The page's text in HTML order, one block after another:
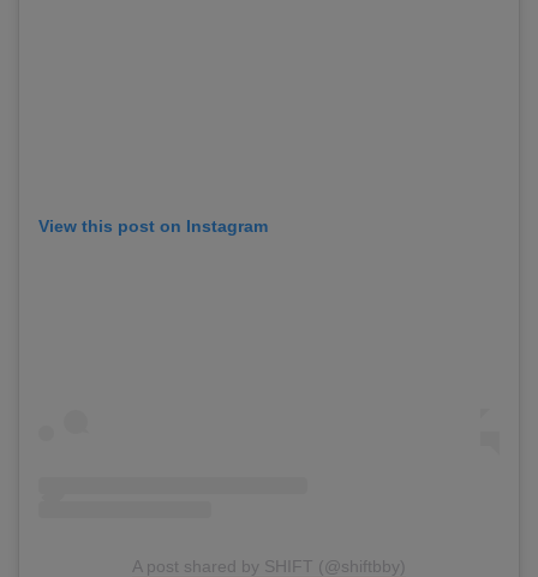
View this post on Instagram
A post shared by SHIFT (@shiftbby)